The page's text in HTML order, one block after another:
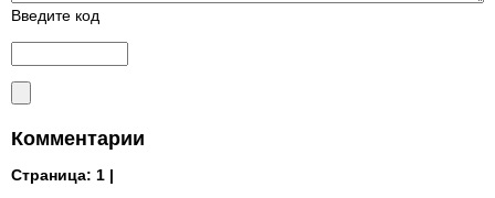
Введите код
Комментарии
Страница: 1 |